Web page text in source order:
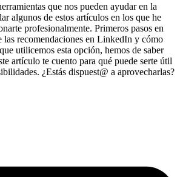
que nos pueden ayudar en la
algunos de estos artículos en los que he
profesionalmente. Primeros pasos en
las recomendaciones en LinkedIn y cómo
utilicemos esta opción, hemos de saber
artículo te cuento para qué puede serte útil
¿Estás dispuest@ a aprovecharlas?